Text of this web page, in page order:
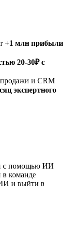
+1 млн прибыли
20-30₽ с
продажи и CRM
экспертного
с помощью ИИ
в команде
и выйти в